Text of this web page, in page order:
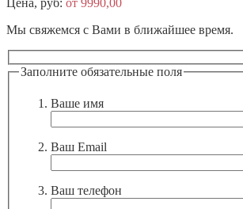
Мы свяжемся с Вами в ближайшее время.
Заполните обязательные поля
Ваше имя
Ваш Email
Ваш телефон